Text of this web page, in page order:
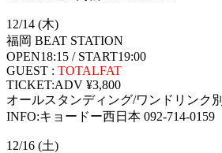
12/14 (木)
福岡 BEAT STATION
OPEN18:15 / START19:00
GUEST : TOTALFAT
TICKET:ADV ¥3,800
オールスタンディング/ワンドリンク別
INFO:キョードー西日本 092-714-0159
12/16 (土)